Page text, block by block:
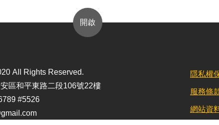
開啟
All Rights Reserved.
區和平東路二段106號22樓
#5526
隱私權
服務條
網站資